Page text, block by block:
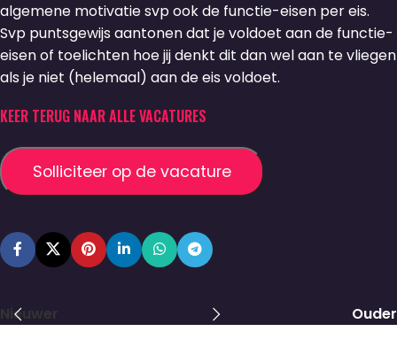
algemene motivatie svp ook de functie-eisen per eis.
Svp puntsgewijs aantonen dat je voldoet aan de functie-
eisen of toelichten hoe jij denkt dit dan wel aan te vliegen
als je niet (helemaal) aan de eis voldoet.
KEER TERUG NAAR ALLE VACATURES
Nieuwer Ouder